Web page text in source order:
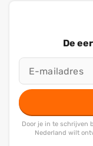
De
Door je in te schrijven
Nederland wilt